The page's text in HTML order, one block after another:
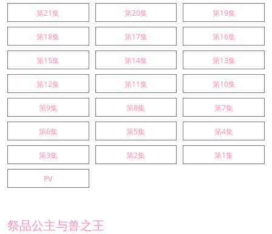
第21集 第20集 第19集
第18集 第17集 第16集
第15集 第14集 第13集
第12集 第11集 第10集
第9集 第8集 第7集
第6集 第5集 第4集
第3集 第2集 第1集
PV
祭品公主与兽之王